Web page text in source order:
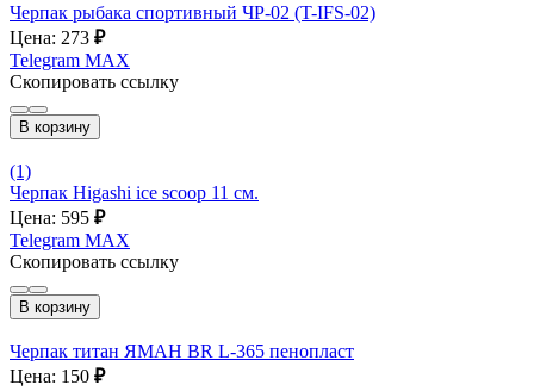
Черпак рыбака спортивный ЧР-02 (T-IFS-02)
Цена: 273 ₽
Telegram MAX
Скопировать ссылку
В корзину
(1)
Черпак Higashi ice scoop 11 см.
Цена: 595 ₽
Telegram MAX
Скопировать ссылку
В корзину
Черпак титан ЯМАН BR L-365 пенопласт
Цена: 150 ₽